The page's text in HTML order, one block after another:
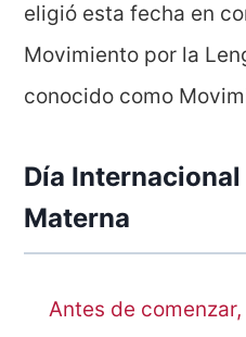
eligió esta fecha en
Movimiento por la
conocido como
Día
Materna
Antes de